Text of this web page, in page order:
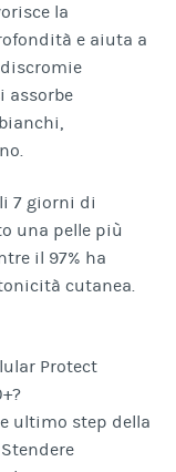
la
e aiuta a
assorbe
7 giorni di
una pelle più
il 97% ha
cutanea.
Protect
ultimo step della